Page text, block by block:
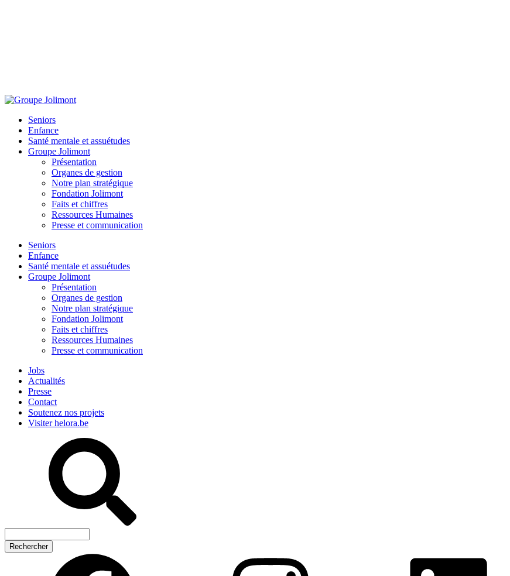
Seniors
Enfance
Santé mentale et assuétudes
Groupe Jolimont
Présentation
Organes de gestion
Notre plan stratégique
Fondation Jolimont
Faits et chiffres
Ressources Humaines
Presse et communication
Seniors
Enfance
Santé mentale et assuétudes
Groupe Jolimont
Présentation
Organes de gestion
Notre plan stratégique
Fondation Jolimont
Faits et chiffres
Ressources Humaines
Presse et communication
Jobs
Actualités
Presse
Contact
Soutenez nos projets
Visiter helora.be